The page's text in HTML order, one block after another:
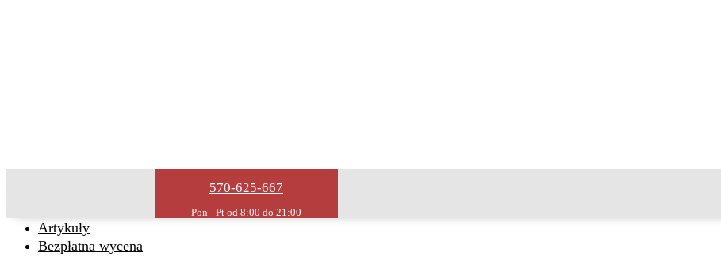
Remont bez stresu
Artykuły
Bezpłatna wycena
570-625-667